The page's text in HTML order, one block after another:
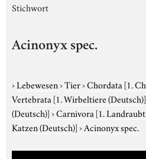
Stichwort
Acinonyx spec.
›Lebewesen›Tier›Chordata [1.
Vertebrata [1. Wirbeltiere (Deutsch)]
(Deutsch)]›Carnivora [1.
Katzen (Deutsch)]›Acinonyx spec.